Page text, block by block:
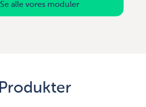
Se alle vores moduler
Produkter